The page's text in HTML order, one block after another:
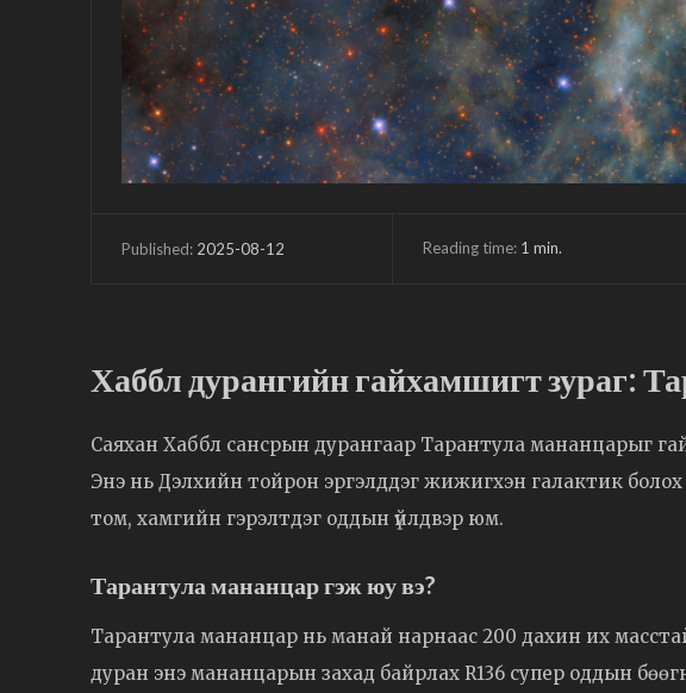
Published: 2025-08-12 Reading time: 1 min.
Хаббл дурангийн гайхамшигт зураг:
Саяхан Хаббл сансрын дурангаар Тарантула мананцарыг
Энэ нь Дэлхийн тойрон эргэлддэг жижигхэн галактик
том, хамгийн гэрэлтдэг оддын үйлдвэр юм.
Тарантула мананцар гэж юу вэ?
Тарантула мананцар нь манай нарнаас 200 дахин их
дуран энэ мананцарын захад байрлах R136 супер оддын